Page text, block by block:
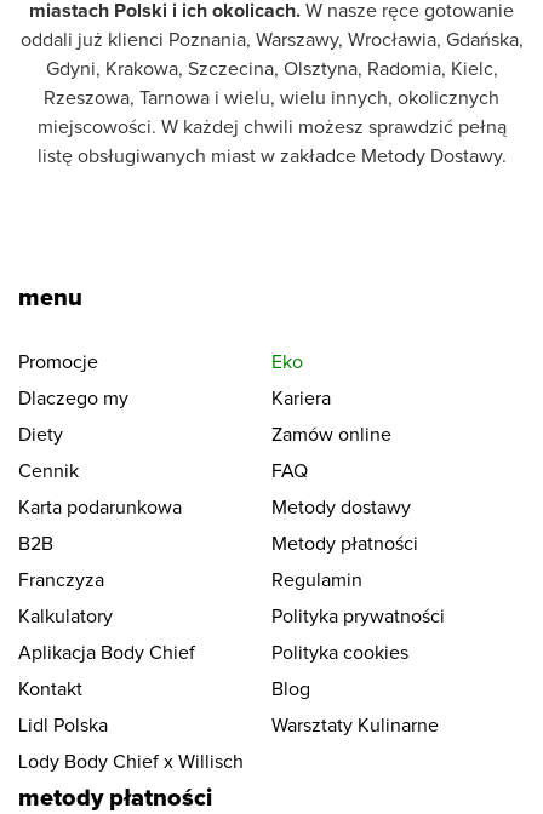
miastach Polski i ich okolicach. W nasze ręce gotowanie
oddali już klienci Poznania, Warszawy, Wrocławia, Gdańska,
Gdyni, Krakowa, Szczecina, Olsztyna, Radomia, Kielc,
Rzeszowa, Tarnowa i wielu, wielu innych, okolicznych
miejscowości. W każdej chwili możesz sprawdzić pełną
listę obsługiwanych miast w zakładce Metody Dostawy.
menu
Promocje
Eko
Dlaczego my
Kariera
Diety
Zamów online
Cennik
FAQ
Karta podarunkowa
Metody dostawy
B2B
Metody płatności
Franczyza
Regulamin
Kalkulatory
Polityka prywatności
Aplikacja Body Chief
Polityka cookies
Kontakt
Blog
Lidl Polska
Warsztaty Kulinarne
Lody Body Chief x Willisch
metody płatności